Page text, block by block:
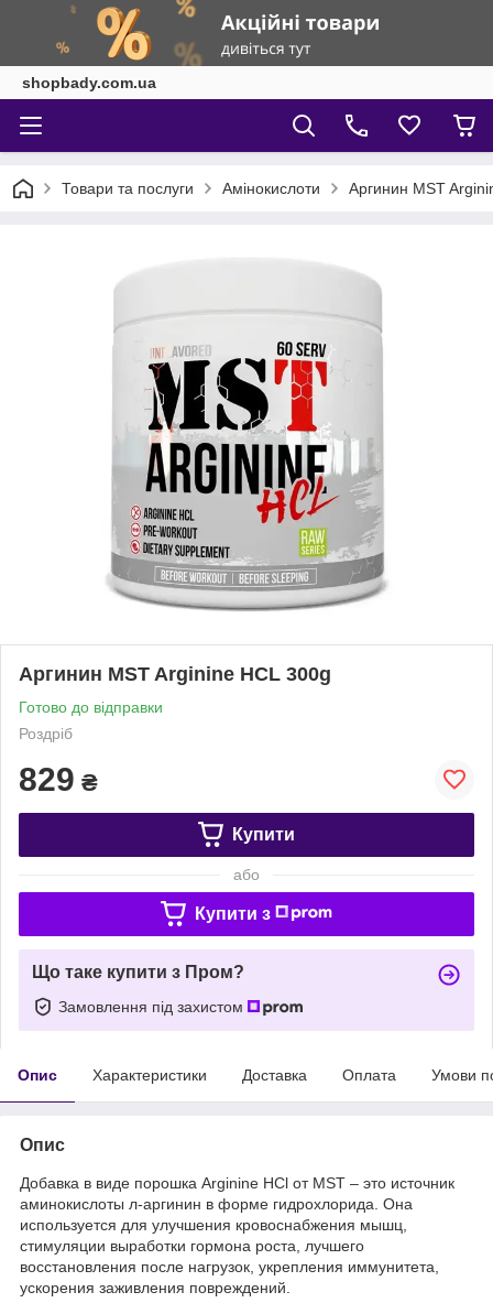
shopbady.com.ua
Товари та послуги Амінокислоти Аргинин MST
Аргинин MST Arginine HCL 300g
Готово до відправки
Роздріб
829 ₴
Купити
або
Купити з
Що таке купити з Пром?
Замовлення під захистом
Опис Характеристики Доставка Оплата Умови
Опис
Добавка в виде порошка Arginine HCl от MST – это источник
аминокислоты л-аргинин в форме гидрохлорида. Она
используется для улучшения кровоснабжения мышц,
стимуляции выработки гормона роста, лучшего
восстановления после нагрузок, укрепления иммунитета,
ускорения заживления повреждений.